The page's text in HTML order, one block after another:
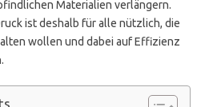
Materialien verlängern.
ist deshalb für alle nützlich, die
wollen und dabei auf Effizienz